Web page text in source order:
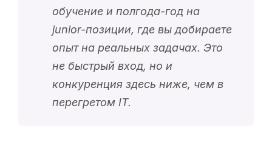
обучение и полгода-год на
junior-позиции, где вы добираете
опыт на реальных задачах. Это
не быстрый вход, но и
конкуренция здесь ниже, чем в
перегретом IT.